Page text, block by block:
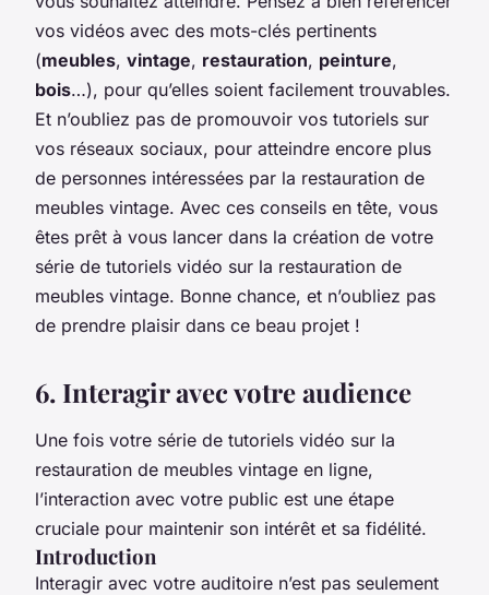
vos vidéos avec des mots-clés pertinents
(meubles, vintage, restauration, peinture,
bois…), pour qu’elles soient facilement trouvables.
Et n’oubliez pas de promouvoir vos tutoriels sur
vos réseaux sociaux, pour atteindre encore plus
de personnes intéressées par la restauration de
meubles vintage. Avec ces conseils en tête, vous
êtes prêt à vous lancer dans la création de votre
série de tutoriels vidéo sur la restauration de
meubles vintage. Bonne chance, et n’oubliez pas
de prendre plaisir dans ce beau projet !
6. Interagir avec votre audience
Une fois votre série de tutoriels vidéo sur la
restauration de meubles vintage en ligne,
l’interaction avec votre public est une étape
cruciale pour maintenir son intérêt et sa fidélité.
Introduction
Interagir avec votre auditoire n’est pas seulement